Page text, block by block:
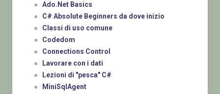
Ado.Net Basics
C# Absolute Beginners da dove inizio
Classi di uso comune
Codedom
Connections Control
Lavorare con i dati
Lezioni di "pesca" C#
MiniSqlAgent